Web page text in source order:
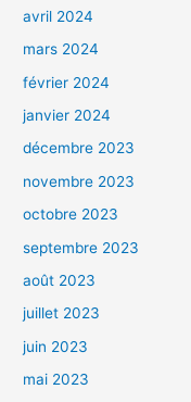
avril 2024
mars 2024
février 2024
janvier 2024
décembre 2023
novembre 2023
octobre 2023
septembre 2023
août 2023
juillet 2023
juin 2023
mai 2023